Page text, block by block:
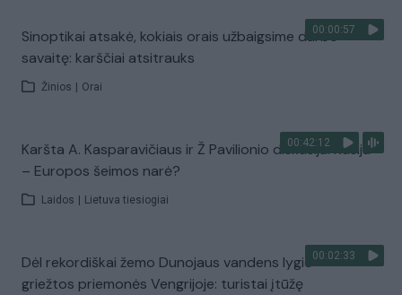
00:00:57
Sinoptikai atsakė, kokiais orais užbaigsime darbo
savaitę: karščiai atsitrauks
Žinios Orai
00:42:12
Karšta A. Kasparavičiaus ir Ž Pavilionio diskusija: Rusija
– Europos šeimos narė?
Laidos Lietuva tiesiogiai
00:02:33
Dėl rekordiškai žemo Dunojaus vandens lygio –
griežtos priemonės Vengrijoje: turistai įtūžę